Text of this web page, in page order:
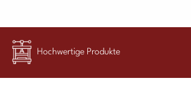
Hochwertige Produkte